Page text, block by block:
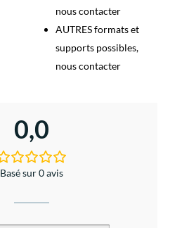
nous contacter
AUTRES formats et
supports possibles,
nous contacter
0,0
Basé sur 0 avis